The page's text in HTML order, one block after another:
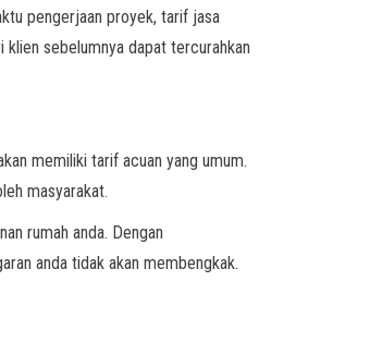
pengerjaan proyek, tarif jasa
sebelumnya dapat tercurahkan
memiliki tarif acuan yang umum.
masyarakat.
rumah anda. Dengan
anda tidak akan membengkak.